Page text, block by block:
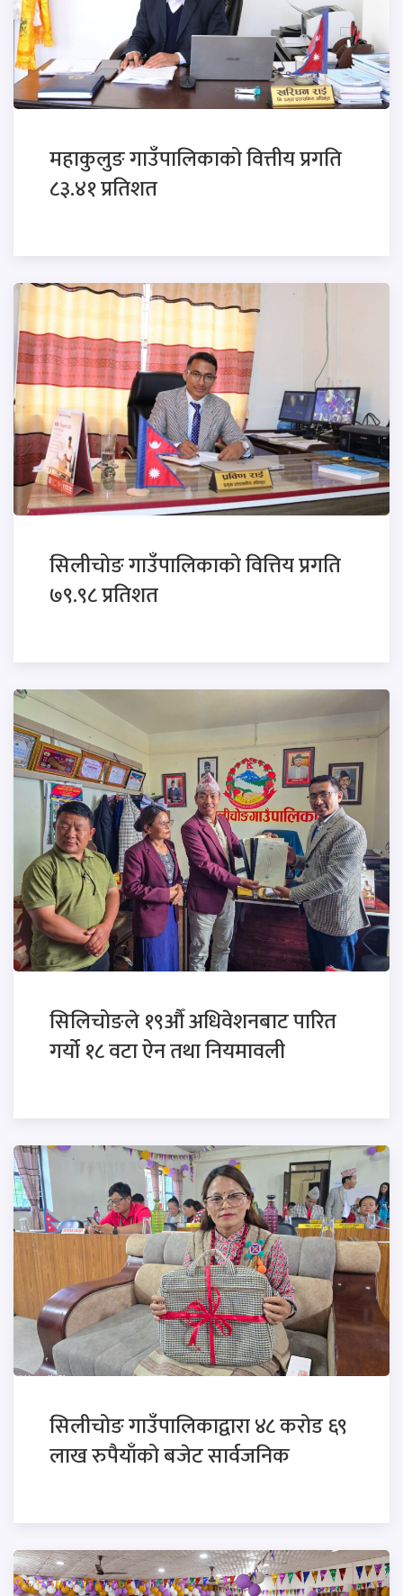
महाकुलुङ गाउँपालिकाको वित्तीय प्रगति
८३.४१ प्रतिशत
सिलीचोङ गाउँपालिकाको वित्तिय प्रगति
७९.९८ प्रतिशत
सिलिचोङले १९औँ अधिवेशनबाट पारित
गर्यो १८ वटा ऐन तथा नियमावली
सिलीचोङ गाउँपालिकाद्वारा ४८ करोड ६९
लाख रुपैयाँको बजेट सार्वजनिक